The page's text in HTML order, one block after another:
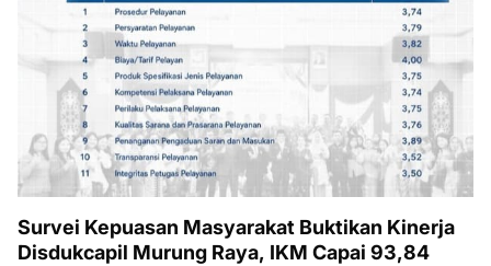
Survei Kepuasan Masyarakat Buktikan Kinerja
Disdukcapil Murung Raya, IKM Capai 93,84